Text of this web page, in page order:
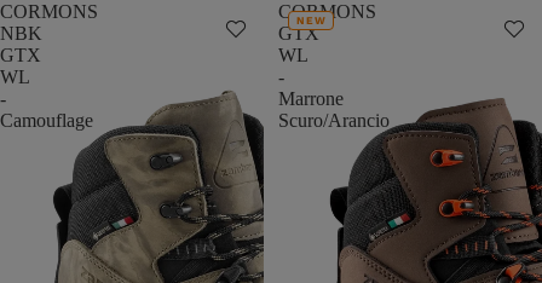
CORMONS
NBK
GTX
WL
-
Camouflage
CORMONS
GTX
WL
-
Marrone
Scuro/Arancio
NEW